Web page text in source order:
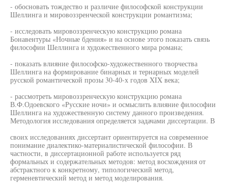
- обосновать тождество и различие философской конструкции
Шеллинга и мировоззренческой конструкции романтизма;
- исследовать мировоззренческую конструкцию романа
Бонавентуры «Ночные бдения» и на основе этого показать связь
философии Шеллинга и художественного мира романа;
- показать влияние философско-художественного творчества
Шеллинга на формирование бинарных и тернарных моделей
русской романтической прозы 30-40-х годов XIX века;
- рассмотреть мировоззренческую конструкцию романа
В.Ф.Одоевского «Русские ночи» и осмыслить влияние философии
Шеллинга на художественную систему данного произведения.
Методология исследования определяется задачами диссертации. В
своих исследованиях диссертант ориентируется на современное
понимание диалектико-материалистической философии. В
частности, в диссертационной работе используется ряд
формальных и содержательных методов: метод восхождения от
абстрактного к конкретному, типологический метод,
герменевтический метод и метод моделирования.